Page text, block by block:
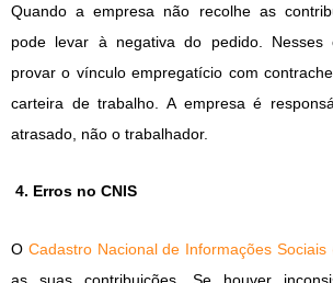
Quando a empresa não recolhe as
pode levar à negativa do pedido. Nesses
provar o vínculo empregatício com
carteira de trabalho. A empresa é
atrasado, não o trabalhador.
4. Erros no CNIS
O Cadastro Nacional de Informações Sociais
as suas contribuições. Se houver